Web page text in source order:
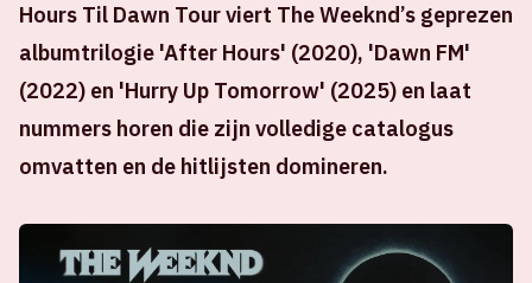
Hours Til Dawn Tour viert The Weeknd’s geprezen
albumtrilogie 'After Hours' (2020), 'Dawn FM'
(2022) en 'Hurry Up Tomorrow' (2025) en laat
nummers horen die zijn volledige catalogus
omvatten en de hitlijsten domineren.